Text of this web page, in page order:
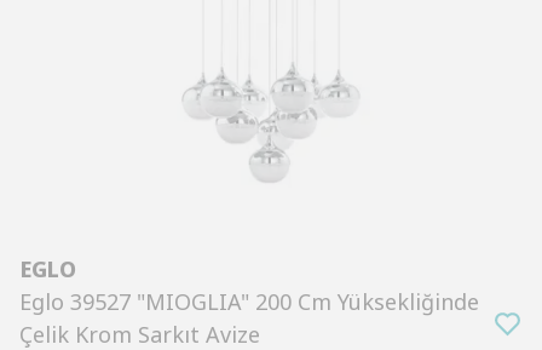
EGLO
Eglo 39527 "MIOGLIA" 200 Cm Yüksekliğinde
Çelik Krom Sarkıt Avize